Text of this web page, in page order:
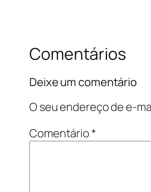
Comentários
Deixe um comentário
O seu endereço de e-
Comentário*